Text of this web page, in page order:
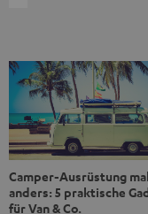
1956 begleitet das
Pop, kleine
Jubiläum werfen
Jugendmarke:
Camper-Ausrüstung mal
anders: 5 praktische
für Van & Co.